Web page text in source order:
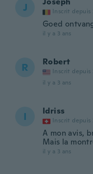
J Inscrit depuis
Goed
il y a 3 ans
R Robert
Inscrit depuis
il y a 3 ans
I Idriss
Inscrit depuis
A mon avis,
Mais la
il y a 3 ans